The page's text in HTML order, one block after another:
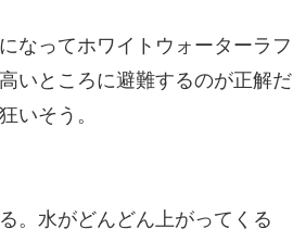
なってホワイトウォーターラフ
いところに避難するのが正解だ
いそう。
。水がどんどん上がってくる